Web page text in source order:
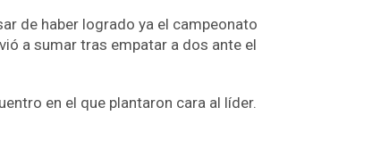
de haber logrado ya el campeonato
a sumar tras empatar a dos ante el
en el que plantaron cara al líder.